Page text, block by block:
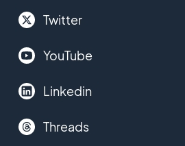
Twitter
YouTube
Linkedin
Threads